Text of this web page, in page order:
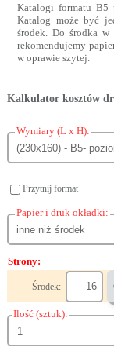
Katalogi formatu B5
Katalog może być
środek. Do środka w
rekomendujemy
w oprawie szytej.
Kalkulator kosztów
Wymiary (L x H):
Przytnij format
Papier i druk okładki:
Strony:
Środek:
Ilość (sztuk):